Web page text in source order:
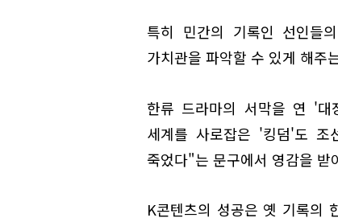
특히 민간의 기록인 선인들
가치관을 파악할 수 있게 해주
한류 드라마의 서막을 연 '대
세계를 사로잡은 '킹덤'도
죽었다"는 문구에서 영감을 받
K콘텐츠의 성공은 옛 기록의